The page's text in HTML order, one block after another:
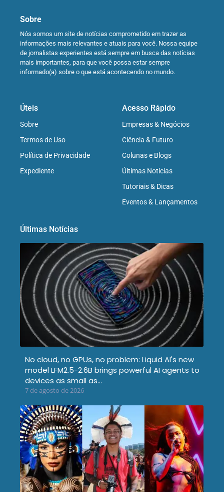
Sobre
Nós somos um site de notícias comprometido em trazer as
informações mais relevantes e atuais para você. Nossa equipe
de jornalistas experientes está sempre em busca das notícias
mais importantes, para que você possa estar sempre
informado(a) sobre o que está acontecendo no mundo.
Úteis
Sobre
Termos de Uso
Política de Privacidade
Expediente
Acesso Rápido
Empresas & Negócios
Ciência & Futuro
Colunas e Blogs
Últimas Notícias
Tutoriais & Dicas
Eventos & Lançamentos
Últimas Notícias
No cloud, no GPUs, no problem: Liquid AI's new
model LFM2.5-2.6B brings powerful AI agents to
devices as small as…
7 de agosto de 2026